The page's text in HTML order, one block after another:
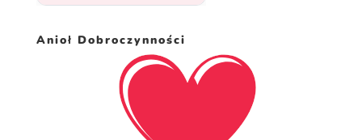
Anioł Dobroczynności